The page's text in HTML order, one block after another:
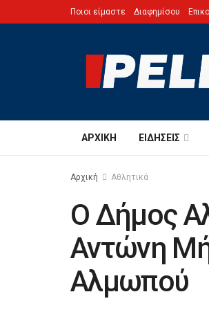
Ποιοι είμαστε Διαφημίσου
ΑΡΧΙΚΉ ΕΙΔΉΣΕΙΣ
Αρχική Αθλητικά
Ο Δήμος
Αντώνη
Αλμωπού